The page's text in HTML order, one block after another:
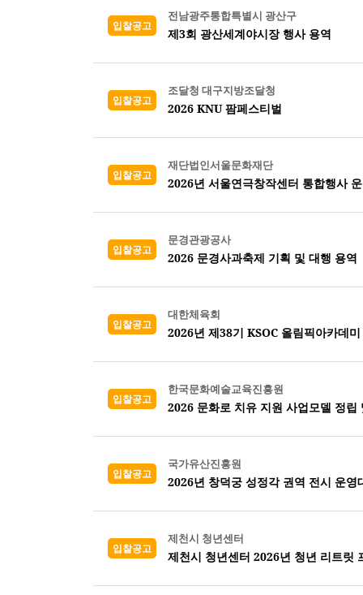
입찰공고
전남광주통합특별시 광산구
제3회 광산세계야시장 행사 용역
입찰공고
조달청 대구지방조달청
2026 KNU 팜페스티벌
입찰공고
재단법인서울문화재단
2026년 서울연극창작센터 통합행사
입찰공고
문경관광공사
2026 문경사과축제 기획 및 대행 용역
입찰공고
대한체육회
2026년 제38기 KSOC 올림픽아카데
입찰공고
한국문화예술교육진흥원
2026 문화로 치유 지원 사업모델 정립
입찰공고
국가유산진흥원
2026년 창덕궁 성정각 권역 전시 운영
입찰공고
제천시 청년센터
제천시 청년센터 2026년 청년 리트릿